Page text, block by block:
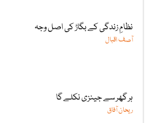
نظامِ زندگی کے بگاڑ کی اصل وجہ
آصف اقبال
ہر گھر سے جینزی نکلے گا
ریحان آفاق